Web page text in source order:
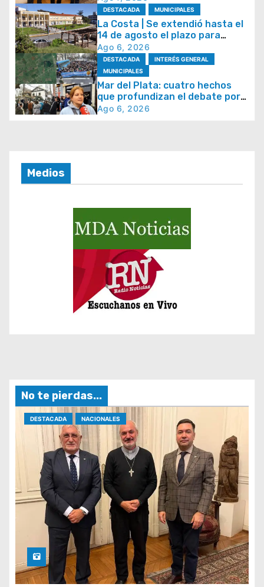
n
d
e
e
n
t
d
a
Social 2026
DESTACADA MUNICIPALES
La Costa | Se extendió hasta el
14 de agosto el plazo para
acceder al plan de
regularización de tasas
municipales
Ago 6, 2026
DESTACADA
INTERÉS GENERAL
MUNICIPALES
Mar del Plata: cuatro hechos
que profundizan el debate por
la seguridad y la respuesta del
Ago 6, 2026
Medios
No te pierdas...
DESTACADA NACIONALES